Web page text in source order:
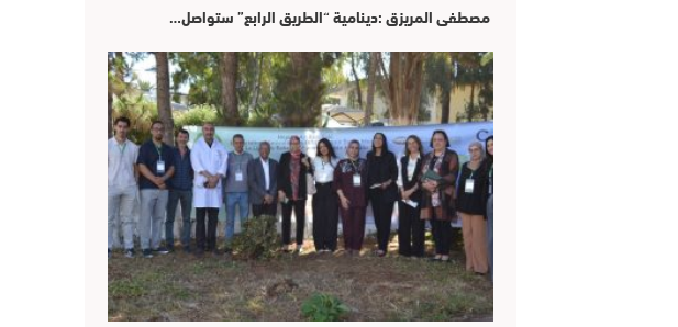
مصطفى المريزق :دينامية “الطريق الرابع” ستواصل…